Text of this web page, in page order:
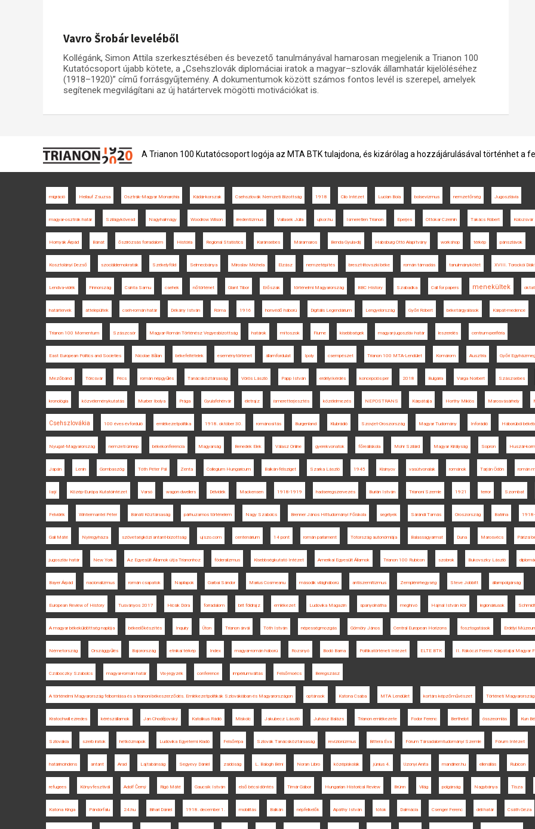
Vavro Šrobár leveléből
Kollégánk, Simon Attila szerkesztésében és bevezető tanulmányával hamarosan megjelenik a Trianon 100
Kutatócsoport újabb kötete, a „Csehszlovák diplomáciai iratok a magyar–szlovák államhatár kijelöléséhez
(1918–1920)” című forrásgyűjtemény. A dokumentumok között számos fontos levél is szerepel, amelyek
segítenek megvilágítani az új határtervek mögötti motivációkat is.
A Trianon 100 Kutatócsoport logója az MTA BTK tulajdona, és kizárólag a hozzájárulásával történhet a
migráció Heilauf Zsuzsa Osztrák-Magyar Monarchia Kádár-korszak Csehszlovák Nemzeti Bizottság 1918 Clio Intézet Lucian Boia bolsevizmus nemzetőrség Jugoszlávia
magyar-osztrák határ Szilágykövesd Nagyhalmágy Woodrow Wilson irredentizmus Vallasek Júlia ujkor.hu Ismeretlen Trianon Eperjes Ottokar Czernin Takács Róbert Kolozsvár
Hornyák Árpád Bánát őszirózsás forradalom História Regional Statistics Karánsebes Máramaros Benda Gyula-díj Habsburg Ottó Alapítvány workshop térkép pánszlávok
Kosztolányi Dezső szociáldemokraták Székelyföld Selmecbánya Miroslav Michela Elzász nemzetépítés breszt-litovszki béke román támadás tanulmánykötet XVIII. Torockói
Lendva-vidék Finnország Csinta Samu csehek nőtörténet Glant Tibor Erőszak történelmi Magyarország BBC History Szabadka Call for papers menekültek
határtervek áttelepültek cseh-román határ Dékány István Róma 1916 honvédő háború Digitális Legendárium Lengyelország Győri Róbert béketárgyalások Kárpát-medence
Trianon 100 Momentum Szászcsór Magyar-Román Történész Vegyesbizottság határok mítoszok Fiume kisebbségek magyar-jugoszláv határ leszerelés centrum-periféria
East European Politics and Societies Nicolae Bălan békefeltételek eseménytörténet államfordulat Ipoly csempészet Trianon 100 MTA-Lendület Komárom Ausztria Győri
Mezőbánd Törcsvár Pécs román népgyűlés Tanácsköztársaság Vörös László Papp István erdélyi kérdés koncepciós per 2018 Bulgária Varga Norbert Szászsebes
kronológia közvéleménykutatás Murber Ibolya Prága Gyulafehérvár életrajz ismeretterjesztés közélelmezés NEPOSTRANS Kárpátalja Horthy Miklós Marosvásárhely
Csehszlovákia 100 éves évforduló emlékezetpolitika 1918. október 30. románosítás Burgenland Klubrádió Szovjet-Oroszország Magyar Tudomány Inforádió Háborúból
Nyugat-Magyarország nemzeti ünnep békekonferencia Magyarság Benedek Elek Válasz Online gyerekvonatok főreáliskola Mohr Szilárd Magyar Királyság Sopron Huszár-
Japán Lenin Gombaszög Tóth Péter Pál Zenta Collegium Hungaricum Balkán-félsziget Szarka László 1945 Kisinyov vasútvonalak románok Tarján Ödön román
Iaşi Közép-Európa Kutatóintézet Varsó wagon dwellers Délvidék Mackensen 1918-1919 hadseregszervezés Burián István Trianoni Szemle 1921 terror Szombat
Felvidék Wintermantel Péter Bánáti Köztársaság párhuzamos történelem Nagy Szabolcs Brenner János Hittudományi Főiskola segélyek Sárándi Tamás Oroszország Batrina
Gali Máté Nyíregyháza szövetségközi antant-bizottság ujszo.com centenárium 14 pont román parlament Tótország autonómiája Balassagyarmat Duna Marosvécs Párizsi
jugoszláv határ New York Az Egyesült Államok útja Trianonhoz föderalizmus Kisebbségkutató Intézet Amerikai Egyesült Államok Trianon 100 Rubicon szobrok Bukovszky László
Bayer Árpád nacionalizmus román csapatok Napilapok Garbai Sándor Marius Cosmeanu második világháború antiszemitizmus Zempléni-hegység Steve Jobbitt állampolgárság
European Review of History Tusványos 2017 Hicsik Dóra forradalom brit földrajz emlékezet Ludovika Magazin spanyolnátha meghívó Hajnal István Kör legionáriusok
A magyar békeküldöttség naplója békeelőkészítés Inquiry Úton Trianon árvái Tóth István népességmozgás Gömöry János Central European Horizons fosztogatások Erdélyi
Németország Országgyűlés Bajorország etnikai térkép Index magyar-román háború Rozsnyó Bodó Barna Politikatörténeti Intézet ELTE BTK II. Rákóczi Ferenc Kárpátaljai Magyar
Czáboczky Szabolcs magyar-román határ Vix-jegyzék conference impériumváltás Felsőmoécs Beregszász
A történelmi Magyarország felbomlása és a trianoni békeszerződés. Emlékezetpolitikák Szlovákiában és Magyarországon optánsok Katona Csaba MTA Lendület kortárs képzőművészet Történeti Magyarország
Kratochwill ezredes kérészállamok Jan Chodějovský Katolikus Rádió Miskolc Jakubecz László Juhász Balázs Trianon emlékezete Fodor Ferenc Berthelot összeomlás Kun
Szlovákia szerb iratok hétköznapok Ludovika Egyetemi Kiadó Felsőrépa Szlovák Tanácsköztársaság revizionizmus Bittera Éva Fórum Társadalomtudományi Szemle Fórum Intézet
határincindens antant Arad Lajtabánság Segyevy Dániel zsidóság L. Balogh Béni Noran Libro középiskolák június 4. Uzonyi Anita mandiner.hu ellenállás Rubicon
refugees Könyvfesztivál Adolf Černý Rigó Máté Gaucsík István első bécsi döntés Timár Gábor Hungarian Historical Review Brünn Világ polgárság Nagybánya Tisza
Katona Kinga Pándorfalu 24.hu Bihari Dániel 1918. december 1. mobilitás Balkán népfelkelők Apáthy István tótok Dalmácia Csenger Ferenc déli határ Csáth Géza